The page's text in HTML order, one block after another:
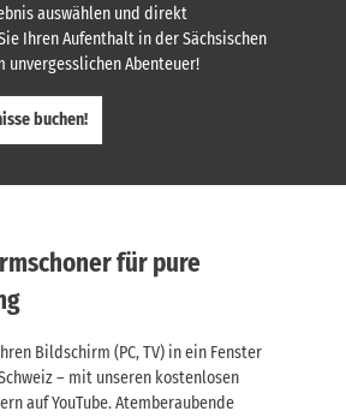
auswählen und direkt
Ihren Aufenthalt in der Sächsischen
unvergesslichen Abenteuer!
buchen!
für pure
Bildschirm (PC, TV) in ein Fenster
– mit unseren kostenlosen
auf YouTube. Atemberaubende